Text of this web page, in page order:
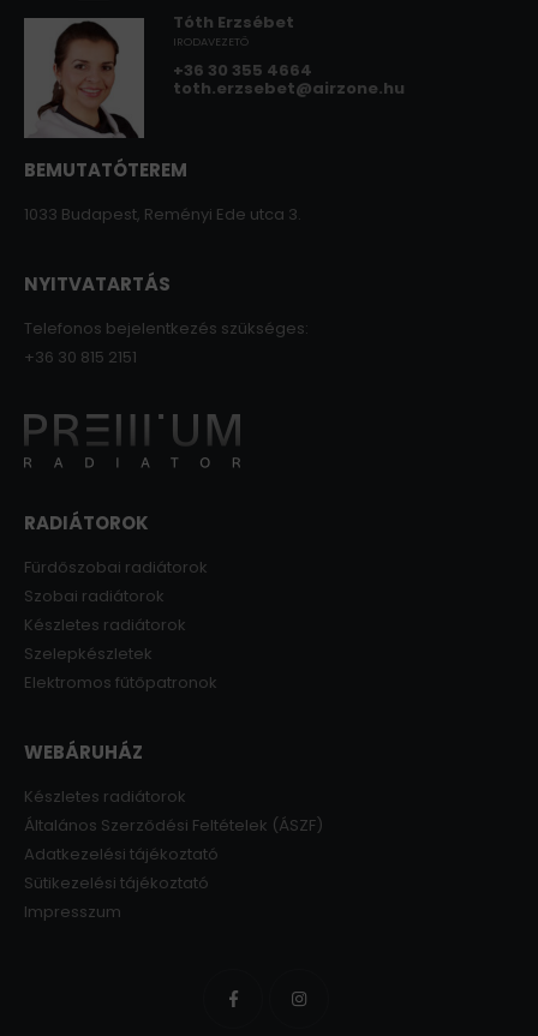
Tóth Erzsébet
IRODAVEZETŐ
+36 30 355 4664
toth.erzsebet@airzone.hu
BEMUTATÓTEREM
1033 Budapest, Reményi Ede utca 3.
NYITVATARTÁS
Telefonos bejelentkezés szükséges:
+36 30 815 2151
RADIÁTOROK
Fürdőszobai radiátorok
Szobai radiátorok
Készletes radiátorok
Szelepkészletek
Elektromos fűtőpatronok
WEBÁRUHÁZ
Készletes radiátorok
Általános Szerződési Feltételek (ÁSZF)
Adatkezelési tájékoztató
Sütikezelési tájékoztató
Impresszum